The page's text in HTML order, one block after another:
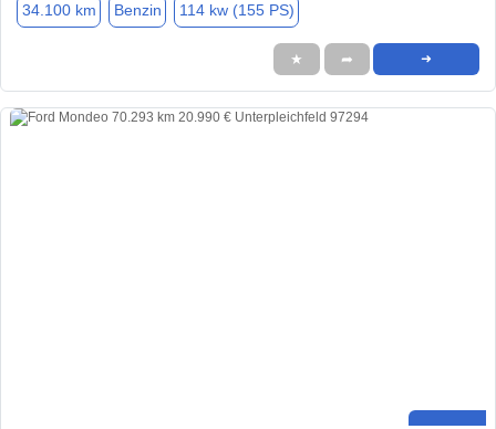
34.100 km Benzin 114 kw (155 PS)
★ ➦ ➜